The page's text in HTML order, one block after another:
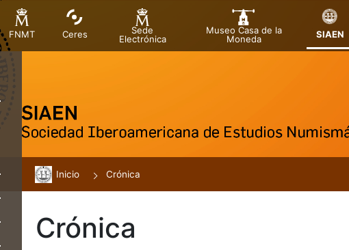
FNMT Ceres
Sede
Electrónica
Museo Casa de la
Moneda
SIAEN
Mostrar/Ocultar
Mostrar/Ocultar
Inicio Crónica
Crónica